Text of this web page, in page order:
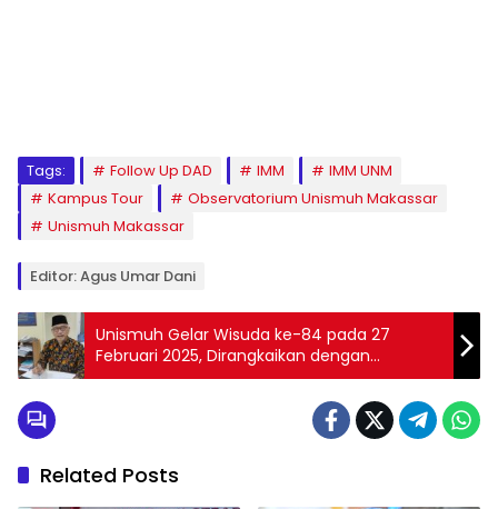
Tags: Follow Up DAD IMM
IMM UNM
Kampus Tour
Observatorium Unismuh Makassar
Unismuh Makassar
Editor: Agus Umar Dani
Unismuh Gelar Wisuda ke-84 pada 27
Februari 2025, Dirangkaikan dengan
Pengukuhan Guru Besar Prof. Lukman Hakim
Related Posts